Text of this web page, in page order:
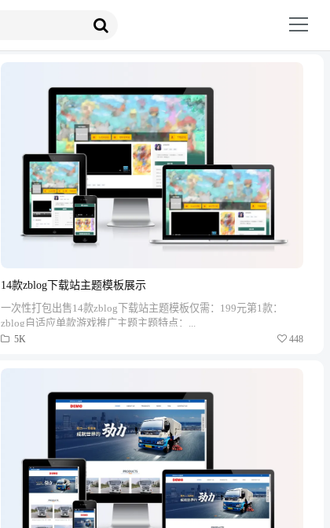
14款zblog下载站主题模板展示
一次性打包出售14款zblog下载站主题模板仅需：199元第1款：
zblog自适应单款游戏推广主题主题特点：...
5K 448